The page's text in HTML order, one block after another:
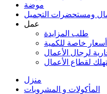
موضة
ومستحضرات التجميل
عمل
طلب المزايدة
أسعار خاصة للكمية
لرجال الأعمال
لقطاع الأعمال
منزل
المأكولات و المشروبات